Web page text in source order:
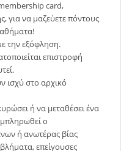
card,
για να μαζεύετε πόντους
την εξόφληση.
επιστροφή
ισχύ στο αρχικό
ή να μεταθέσει ένα
ο
ή ανωτέρας βίας
επείγουσες